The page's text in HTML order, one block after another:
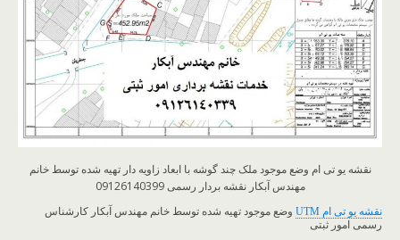
نقشه یو تی ام وضع موجود ملک چند گوشه با ابعاد زاویه دار تهیه شده توسط خانم
مهندس آبکار نقشه بردار رسمی 09126140399
نقشه یو تی ام UTM
وضع موجود تهیه شده توسط خانم مهندس آبکار کارشناس
رسمی امور ثبتی